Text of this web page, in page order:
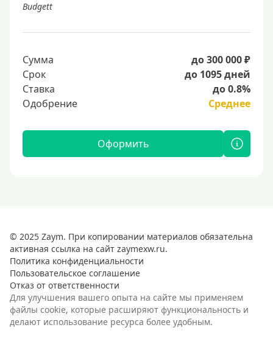
Budgett
Сумма
до 300 000 ₽
Срок
до 1095 дней
Ставка
до 0.8%
Одобрение
Среднее
Оформить
© 2025 Zaym. При копировании материалов обязательна
активная ссылка на сайт zaymexw.ru.
Политика конфиденциальности
Пользовательское соглашение
Отказ от ответственности
Для улучшения вашего опыта на сайте мы применяем
файлы cookie, которые расширяют функциональность и
делают использование ресурса более удобным.